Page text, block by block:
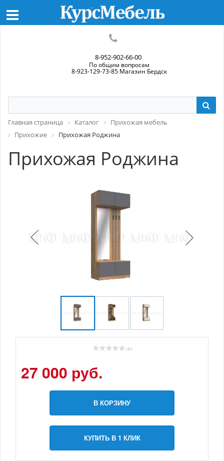
8-952-902-66-00
По общим вопросам
8-923-129-73-85 Магазин Бердск
Главная страница Каталог
Прихожая мебель
Прихожие
Прихожая Роджина
Прихожая Роджина
( 0 )
27 000 руб.
В КОРЗИНУ
КУПИТЬ В 1 КЛИК